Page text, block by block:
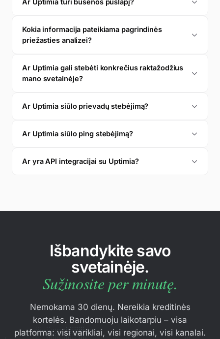
Suplanuotos ataskaitos
Mėnesio našumo ataskaita
Kasdienė SSL patikra
Kokia informacija pateikiama pagrindinės
priežasties analizei?
Ar Uptimia gali stebėti konkrečius raktažodžius
mano svetainėje?
Ar Uptimia siūlo prievadų stebėjimą?
Ar Uptimia siūlo ping stebėjimą?
Ar yra API integracijai su Uptimia?
Išbandykite savo
svetainėje.
Sužinosite per minutę.
Nemokama 30 dienų. Nereikia kreditinės
kortelės. Bandomuoju laikotarpiu – visa
platforma: visi varikliai, visi regionai, visi kanalai.